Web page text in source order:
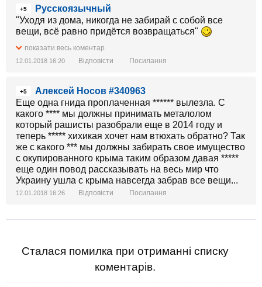
+5
Русскоязычный
"Уходя из дома, никогда не забирай с собой все
вещи, всё равно придётся возвращаться"
показати весь коментар
12.01.2018 16:20 Відповісти Посилання
+5
Алексей Носов #340963
Еще одна гнида проплаченная ****** вылезла. С
какого **** мы должны принимать металолом
который рашисты разобрали еще в 2014 году и
теперь ***** хихикая хочет нам втюхать обратно? Так
же с какого *** мы должны забирать свое имущество
с окупированного крыма таким образом давая *****
еще один повод рассказывать на весь мир что
Украину ушла с крыма навсегда забрав все вещи...
12.01.2018 16:26 Відповісти Посилання
Сталася помилка при отриманні списку
коментарів.